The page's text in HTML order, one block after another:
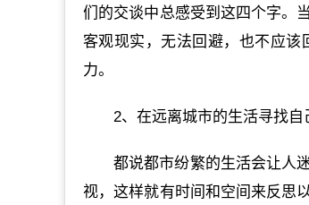
们的交谈中总感受到这四个字。
客观现实，无法回避，也不应
力。
2、在远离城市的生活寻找自
都说都市纷繁的生活会让人
视，这样就有时间和空间来反思